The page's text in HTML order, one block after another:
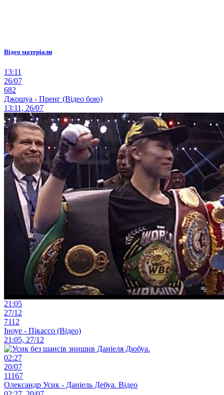
Відео матеріали
13:11
26/07
682
Джошуа - Пренг (Відео бою)
13:11, 26/07
21:05
27/12
7112
Іноуе - Пікассо (Відео)
21:05, 27/12
02:27
20/07
11167
Олександр Усик - Даніель Дебуа. Відео